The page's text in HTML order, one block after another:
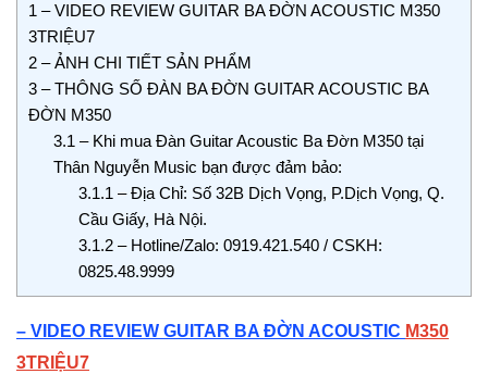
1 – VIDEO REVIEW GUITAR BA ĐỜN ACOUSTIC M350
3TRIỆU7
2 – ẢNH CHI TIẾT SẢN PHẨM
3 – THÔNG SỐ ĐÀN BA ĐỜN GUITAR ACOUSTIC BA
ĐỜN M350
3.1 – Khi mua Đàn Guitar Acoustic Ba Đờn M350 tại
Thân Nguyễn Music bạn được đảm bảo:
3.1.1 – Địa Chỉ: Số 32B Dịch Vọng, P.Dịch Vọng, Q.
Cầu Giấy, Hà Nội.
3.1.2– Hotline/Zalo: 0919.421.540 / CSKH:
0825.48.9999
– VIDEO REVIEW GUITAR BA ĐỜN ACOUSTIC M350
3TRIỆU7